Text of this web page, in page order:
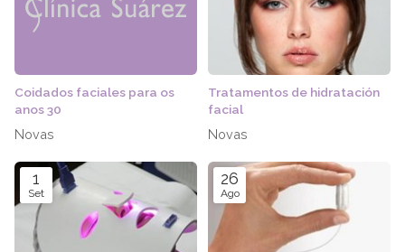
Coidados faciales para os
anos 30
Novas
Tratamentos de hidratación
facial
Novas
1
Set
26
Ago